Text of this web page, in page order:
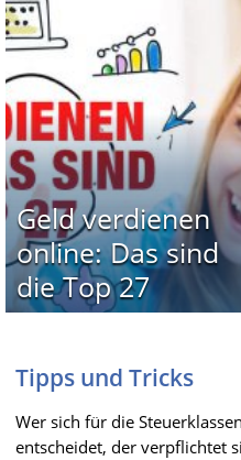
Geld verdienen
online: Das sind
die Top 27
Tipps und Tricks
Wer sich für die
entscheidet, der verpflichtet